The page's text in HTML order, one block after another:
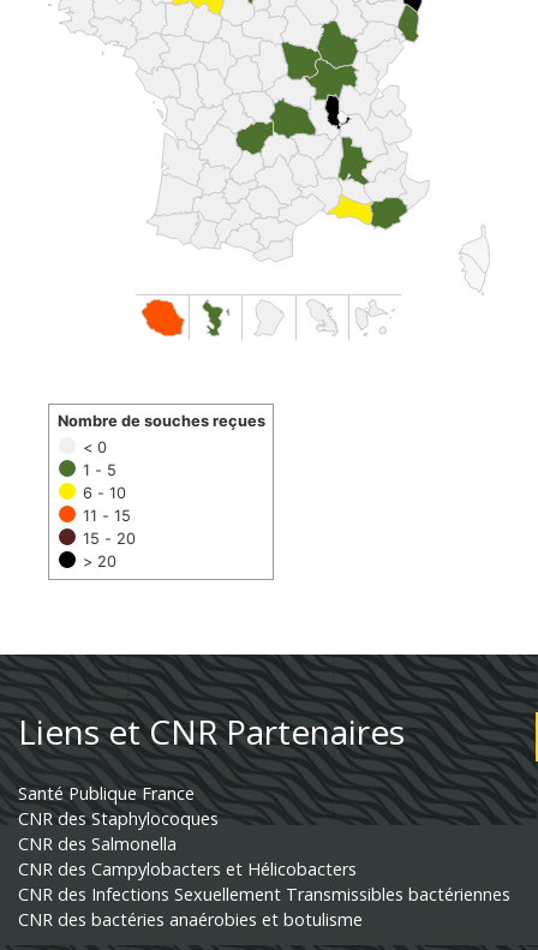
< 0
1 - 5
6 - 10
11 - 15
15 - 20
> 20
Nombre de souches reçues
Liens et CNR Partenaires
Santé Publique France
CNR des Staphylocoques
CNR des Salmonella
CNR des Campylobacters et Hélicobacters
CNR des Infections Sexuellement Transmissibles bactériennes
CNR des bactéries anaérobies et botulisme